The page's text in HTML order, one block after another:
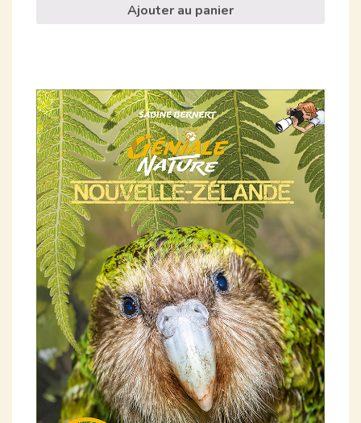
Ajouter au panier